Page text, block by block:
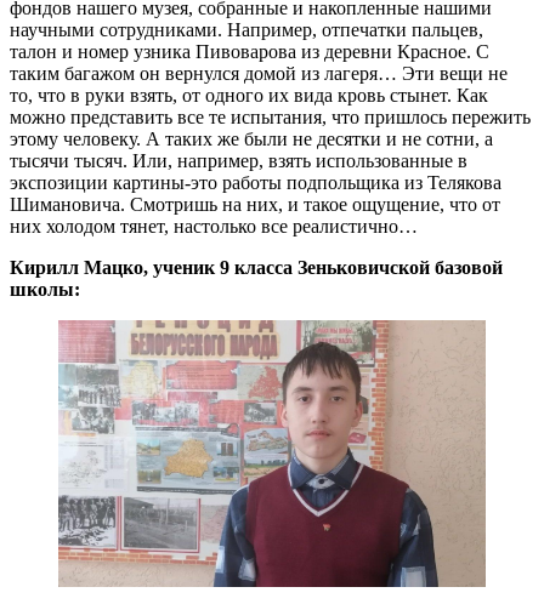
фондов нашего музея, собранные и накопленные нашими
научными сотрудниками. Например, отпечатки пальцев,
талон и номер узника Пивоварова из деревни Красное. С
таким багажом он вернулся домой из лагеря… Эти вещи не
то, что в руки взять, от одного их вида кровь стынет. Как
можно представить все те испытания, что пришлось пережить
этому человеку. А таких же были не десятки и не сотни, а
тысячи тысяч. Или, например, взять использованные в
экспозиции картины-это работы подпольщика из Телякова
Шимановича. Смотришь на них, и такое ощущение, что от
них холодом тянет, настолько все реалистично…
Кирилл Мацко, ученик 9 класса Зеньковичской базовой
школы: